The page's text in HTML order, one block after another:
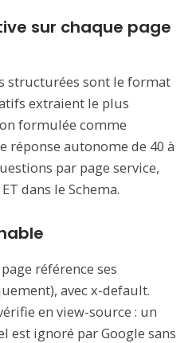
sur chaque page
structurées sont le format
extraient le plus
formulée comme
réponse autonome de 40 à
par page service,
dans le Schema.
référence ses
avec x-default.
en view-source : un
est ignoré par Google sans